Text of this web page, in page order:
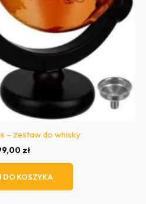
– zestaw do whisky
zł
DO KOSZYKA